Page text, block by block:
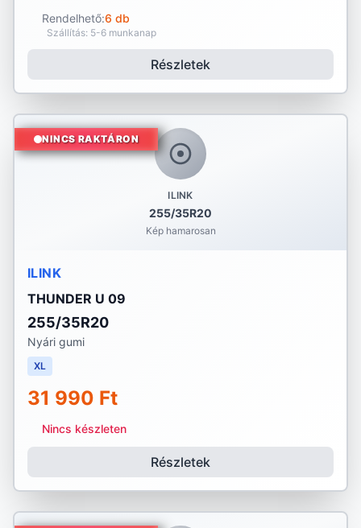
Rendelhető:6 db
Szállítás: 5-6 munkanap
Részletek
ILINK
255/35R20
Kép hamarosan
NINCS RAKTÁRON
ILINK
THUNDER U 09
255/35R20
Nyári gumi
XL
31 990 Ft
Nincs készleten
Részletek